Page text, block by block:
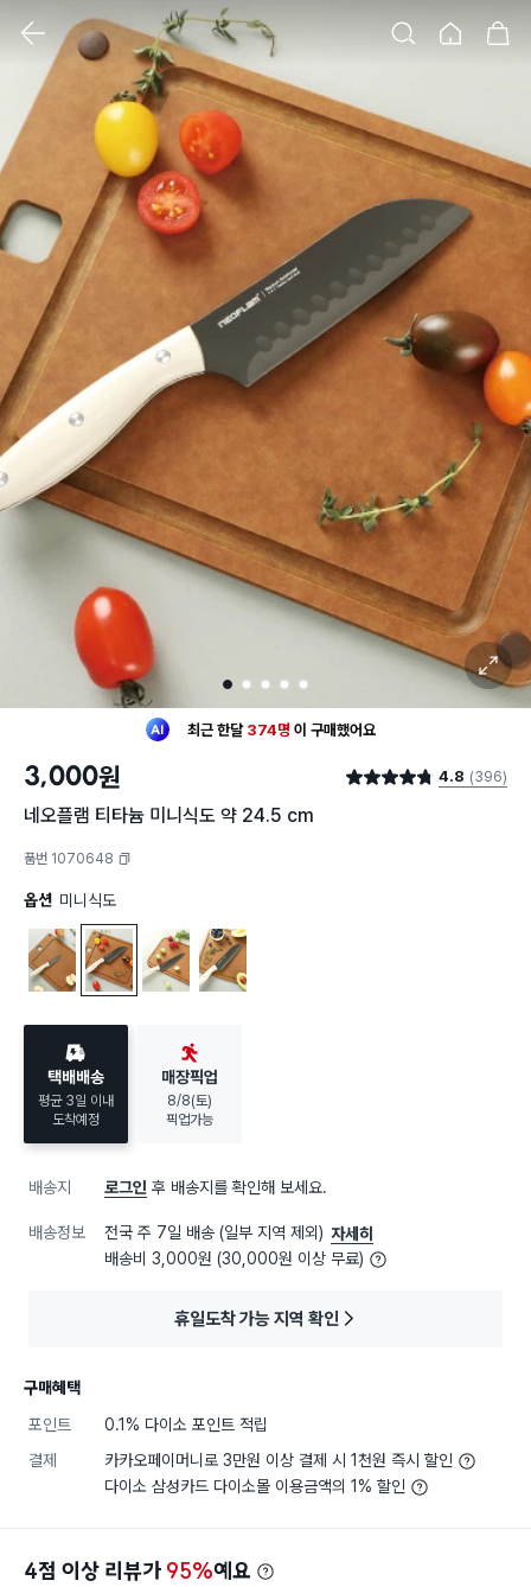
클릭 시 이미지 확대 보기 팝업 열림
1 2 3 4 5
확대 보기
최근 한달 374명 이 구매했어요
구매했어요
3,000원 별점 4.8점 4.8 (396)
네오플램 티타늄 미니식도 약 24.5 cm
품번 1070648
옵션 미니식도
미니식도
택배배송
평균 3일 이내
도착예정
매장픽업
8/8(토)
픽업가능
배송지 로그인 후 배송지를 확인해 보세요.
배송정보 전국 주 7일 배송 (일부 지역 제외) 자세히
배송비 3,000원 (30,000원 이상 무료)
휴일도착 가능 지역 확인
구매혜택
포인트
0.1% 다이소 포인트 적립
결제
카카오페이머니로 3만원 이상 결제 시 1천원 즉시 할인
다이소 삼성카드 다이소몰 이용금액의 1% 할인
4점 이상 리뷰가 95%예요